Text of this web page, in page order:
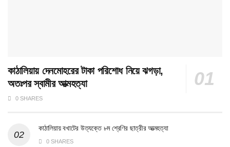
কাঠালিয়ায় দেনমোহরের টাকা পরিশোধ নিয়ে ঝগড়া,
অতঃপর স্বামীর আত্মহত্যা
0 SHARES
কাঠালিয়ায় বখাটের উত্যক্তে ৮ম শ্রেণির ছাত্রীর আত্মহত্যা
0 SHARES